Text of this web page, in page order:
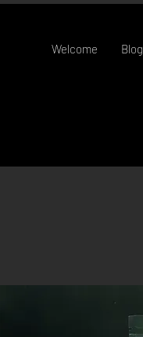
Welcome Blog